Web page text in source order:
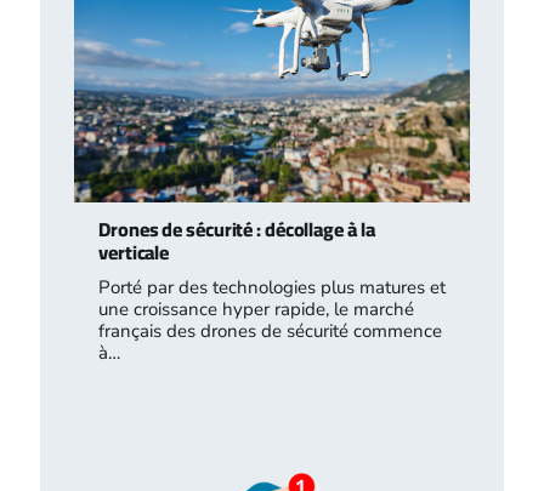
Drones de sécurité : décollage à la
verticale
Porté par des technologies plus matures et
une croissance hyper rapide, le marché
français des drones de sécurité commence
à…